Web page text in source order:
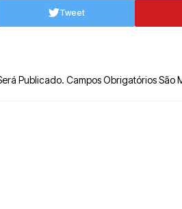
Tweet
Publicado. Campos Obrigatórios São